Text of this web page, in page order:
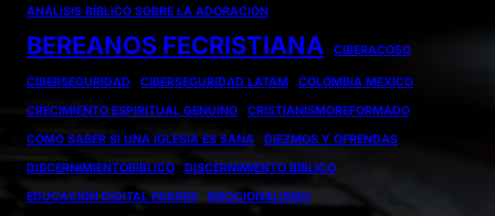
ANÁLISIS BÍBLICO SOBRE LA ADORACIÓN
BEREANOS FECRISTIANA CIBERACOSO
CIBERSEGURIDAD CIBERSEGURIDAD LATAM
COLOMBIA MEXICO
CRECIMIENTO ESPIRITUAL GENUINO
CRISTIANISMOREFORMADO
CÓMO SABER SI UNA IGLESIA ES SANA
DIEZMOS Y OFRENDAS
DISCERNIMIENTOBIBLICO
DISCERNIMIENTO BÍBLICO
EDUCACIÓN DIGITAL PADRES
EMOCIONALISMO